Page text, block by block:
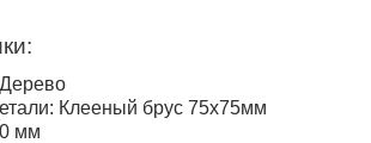
Клееный брус 75х75мм
мм